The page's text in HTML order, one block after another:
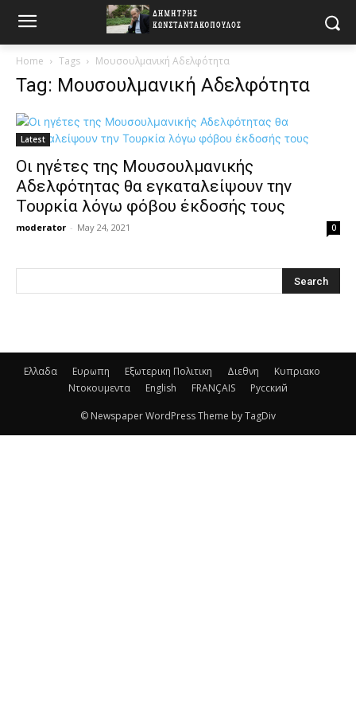
Home Tags Μουσουλμανική Αδελφότητα
Tag: Μουσουλμανική Αδελφότητα
Latest
Οι ηγέτες της Μουσουλμανικής
Αδελφότητας θα εγκαταλείψουν την
Τουρκία λόγω φόβου έκδοσής τους
moderator - May 24, 2021 0
Ελλαδα Ευρωπη Εξωτερικη Πολιτικη Διεθνη
Κυπριακο
Ντοκουμεντα
English FRANÇAIS Русский
© Newspaper WordPress Theme by TagDiv